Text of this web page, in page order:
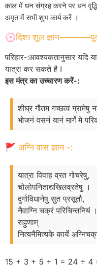
काल में धन संग्रह करने पर धन वृद्धि
अमृत में सभी शुभ कार्य करें ।
💮दिशा शूल
परिहार-:आवश्यकतानुसार यदि
यात्रा कर सकते है l
इस मंत्र का उच्चारण करें-:
शीघ्र गौतम गच्छत्वं ग्रामेषु
भोजनं वसनं यानं मार्गं मे
🚩 अग्नि वास ज्ञान -:
यात्रा विवाह व्रत गोचरेषु,
चोलोपनिताद्यखिलव्रतेषु ।
दुर्गाविधानेषु सुत प्रसूतौ,
नैवाग्नि चक्रं परिचिन्तनियं
राहुणाम्
नित्यनैमित्यके कार्ये
15 + 3 + 5 + 1 = 24 ÷ 4